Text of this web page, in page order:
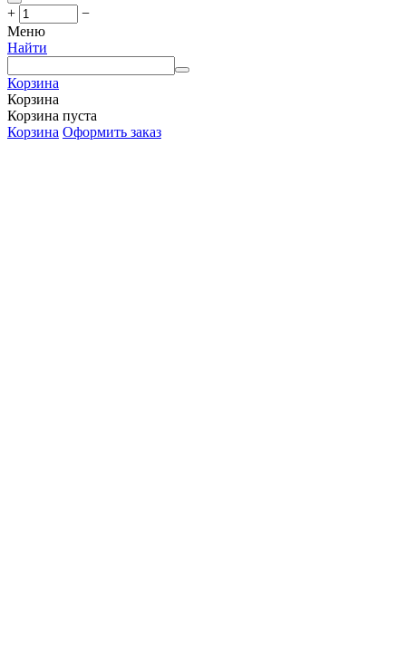
+
−
Меню
Найти
Корзина
Корзина
Корзина пуста
Корзина Оформить заказ